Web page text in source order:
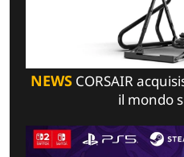
NEWSCORSAIR
il mondo